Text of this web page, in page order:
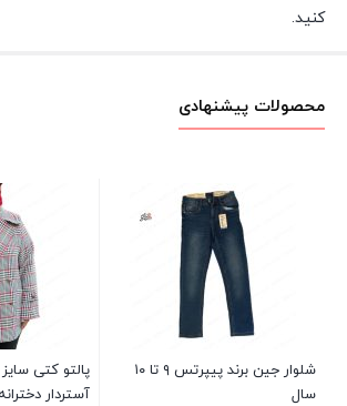
کنید.
محصولات پیشنهادی
شلوار جین برند پیپرتس ۹ تا ۱۰
سال
پالتو کتی
آستردار